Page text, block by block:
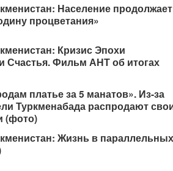
Население продолжает
процветания»
Кризис Эпохи
Счастья. Фильм АНТ об итогах
платье за 5 манатов». Из-за
Туркменабада распродают
(фото)
Жизнь в параллельных